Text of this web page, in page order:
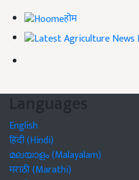
होम
Languages
English
हिंदी (Hindi)
മലയാളം (Malayalam)
मराठी (Marathi)